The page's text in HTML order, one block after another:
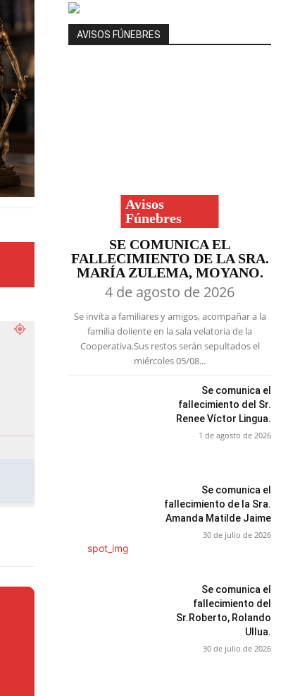
AVISOS FÚNEBRES
Avisos
Fúnebres
SE COMUNICA EL
FALLECIMIENTO DE LA SRA.
MARÍA ZULEMA, MOYANO.
4 de agosto de 2026
Se invita a familiares y amigos, acompañar a la
familia doliente en la sala velatoria de la
Cooperativa.Sus restos serán sepultados el
miércoles 05/08...
Se comunica el
fallecimiento del Sr.
Renee Víctor Lingua.
1 de agosto de 2026
Se comunica el
fallecimiento de la Sra.
Amanda Matilde Jaime
30 de julio de 2026
Se comunica el
fallecimiento del
Sr.Roberto, Rolando
Ullua.
30 de julio de 2026